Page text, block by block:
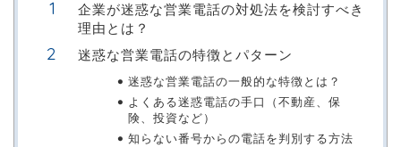
企業が迷惑な営業電話の対処法を検討すべき
理由とは？
迷惑な営業電話の特徴とパターン
迷惑な営業電話の一般的な特徴とは？
よくある迷惑電話の手口（不動産、保
険、投資など）
知らない番号からの電話を判別する方法